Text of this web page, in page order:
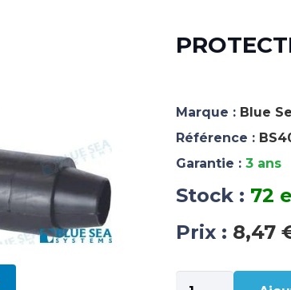
Marque : Blue
Référence :
Garantie : 3 ans
Stock : 72
Prix : 8,47
quantité